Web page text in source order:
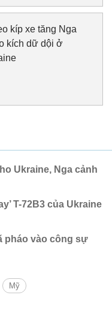
kíp xe tăng Nga
kích dữ dội ở
Ukraine, Nga cảnh
T-72B3 của Ukraine
pháo vào công sự
Mỹ